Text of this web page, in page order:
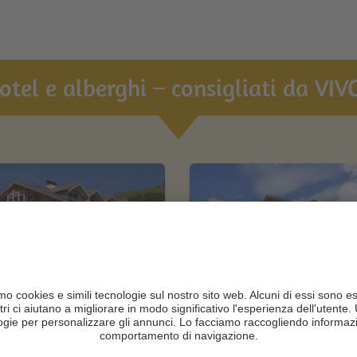
e alberghi – consigliati da
Erika
+
Zin Park | alpine
suites & spa
CIN +